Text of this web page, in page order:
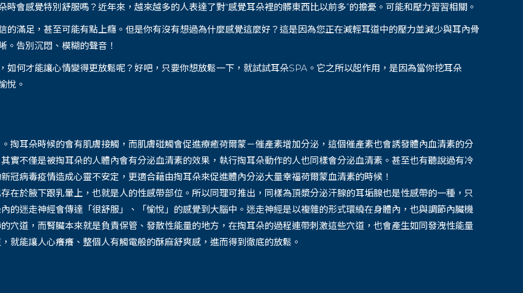
會感覺特別舒服嗎？近年來，越來越多的人表達了對“感覺耳朵裡的髒東西比以前多”的擔憂。可能和壓力習習相關。
滿足，甚至可能有點上癮。但是你有沒有想過為什麼感覺這麼好？這是因為您正在減輕耳道中的壓力並減少與耳內骨
。告別沉悶、模糊的聲音！
何才能讓心情變得更放鬆呢？好吧，只要你想放鬆一下，就試試耳朵SPA。它之所以起作用，是因為當你挖耳朵
悅。
掏耳朵時候的會有肌膚接觸，而肌膚碰觸會促進療癒荷爾蒙－催產素增加分泌，這個催產素也會誘發體內血清素的分
實不僅是被掏耳朵的人體內會有分泌血清素的效果，執行掏耳朵動作的人也同樣會分泌血清素。甚至也有聽說過有冷
冠病毒疫情造成心靈不安定，更適合藉由掏耳朵來促進體內分泌大量幸福荷爾蒙血清素的時候！
在於腋下跟乳暈上，也就是人的性感帶部位。所以同理可推出，同樣為頂漿分泌汗腺的耳垢腺也是性感帶的一種，只
的迷走神經會傳達「很舒服」、「愉悅」的感覺到大腦中。迷走神經是以複雜的形式環繞在身體內，也與調節內臟機
穴道，而腎臟本來就是負責保管、發散性能量的地方，在掏耳朵的過程連帶刺激這些穴道，也會產生如同發洩性能量
就能讓人心癢癢、整個人有觸電般的酥麻舒爽感，進而得到徹底的放鬆。